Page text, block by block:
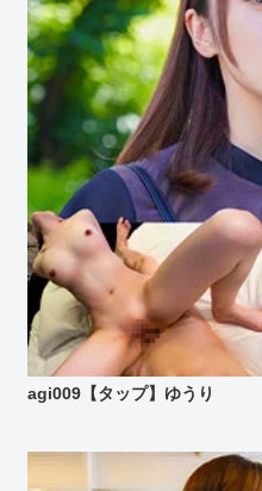
agi009【タップ】ゆうり